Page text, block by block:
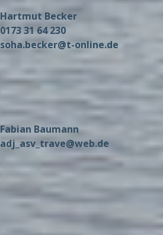
Hartmut Becker
0173 31 64 230
soha.becker@t-online.de
Fabian Baumann
adj_asv_trave@web.de